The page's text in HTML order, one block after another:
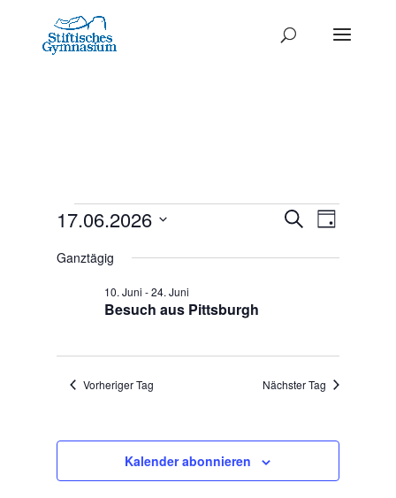
Termine
für
Juni
2026
Termine
Such-
SucheTag
17.06.2026
wählen.
Ganztägig
Besuch aus Pittsburgh
10. Juni -24. Juni
Vorheriger Tag Nächster Tag
Kalender abonnieren